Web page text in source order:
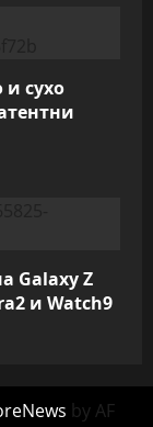
сухо
Galaxy Z
и Watch9
by AF